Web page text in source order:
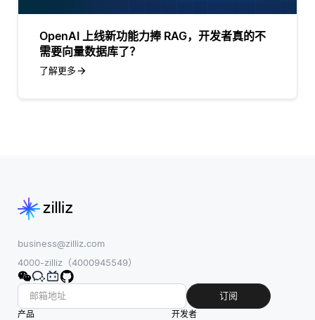
OpenAI 上线新功能力捧 RAG，开发者真的不
需要向量数据库了？
了解更多
business@zilliz.com
4000-zilliz（4000945549）
订阅
产品
开发者